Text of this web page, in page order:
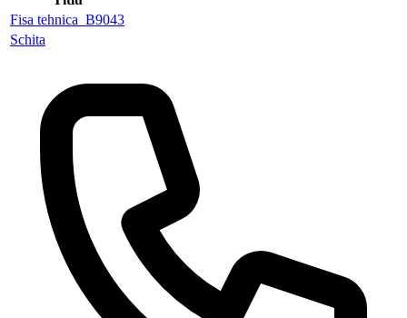
Fisa tehnica_B9043
Schita